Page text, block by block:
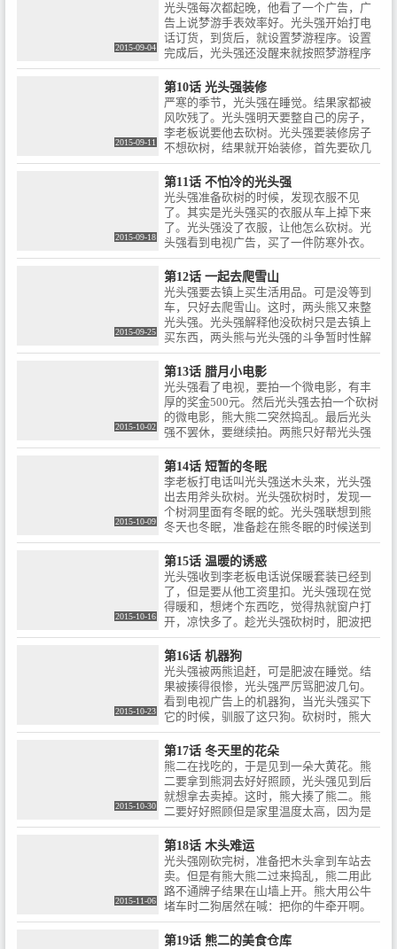
熊大抢走。光头强在熊洞前放了含有安眠
药的烤鱼，贪吃的熊二吃下后立即睡了过
去，熊大假装吃了骗过了光头强。光头强
垫上草反倒脚更疼了，熊大解释那根本不
头强一高兴把棉被送给两熊。
2015-09-04
光头强每次都起晚，他看了一个广告，广
告上说梦游手表效率好。光头强开始打电
话订货，到货后，就设置梦游程序。设置
完成后，光头强还没醒来就按照梦游程序
做事。不久后手表被熊大偷了。熊二就为
了阻止光头强的阴谋，就开始用手表被吉
吉抢去了。吉吉破坏了光头强的梦游程
序，重启后开始耍猴。光头强发现后，吉
吉把手表还给光头强，他还不知道梦游程
序被修改。清晨按照梦游程序光头强开始
里一片狼藉。
2015-09-11
第10话 光头强装修
严寒的季节，光头强在睡觉。结果家都被
风吹残了。光头强明天要整自己的房子，
李老板说要他去砍树。光头强要装修房子
不想砍树，结果就开始装修，首先要砍几
棵树。弄成木板并拿油漆，装修开始。熊
大熊二突然出现把光头强的油漆拿走了。
光头强很生气，只好拿走蜂蜜。其实是装
有油漆的蜂蜜。光头强要倒霉成这样，熊
大熊二只好帮忙。光头强昏倒，最后完
工。
2015-09-18
第11话 不怕冷的光头强
光头强准备砍树的时候，发现衣服不见
了。其实是光头强买的衣服从车上掉下来
了。光头强没了衣服，让他怎么砍树。光
头强看到电视广告，买了一件防寒外衣。
光头强不觉得冷了，衣服效果不错，就此
出去砍树。熊大熊二听到光头强砍树声又
去阻止他砍树。光头强故意引诱两熊跑到
仓库冷藏房去。结果熊大熊二中计了。光
头强要把他们冻成冰棍，最后阴谋没有得
逞熊大熊二逃走了。最后熊大他们准备把
2015-09-25
第12话 一起去爬雪山
光头强要去镇上买生活用品。可是没等到
车，只好去爬雪山。这时，两头熊又来整
光头强。光头强解释他没砍树只是去镇上
买东西，两头熊与光头强的斗争暂时性解
除。最后熊带着光头强去镇上。之后熊二
和光头强掉进冰坑里，熊大最后成功救出
他们。
2015-10-02
第13话 腊月小电影
光头强看了电视，要拍一个微电影，有丰
厚的奖金500元。然后光头强去拍一个砍树
的微电影，熊大熊二突然捣乱。最后光头
强不罢休，要继续拍。两熊只好帮光头强
一把，拍一个搞笑的光头强被熊欺负的微
电影。上交后，居然有收入。奖金翻倍从
原来的500元变成了1000元。
2015-10-09
第14话 短暂的冬眠
李老板打电话叫光头强送木头来，光头强
出去用斧头砍树。光头强砍树时，发现一
个树洞里面有冬眠的蛇。光头强联想到熊
冬天也冬眠，准备趁在熊冬眠的时候送到
动物园去发大财。松鼠发现熊大熊二被
抓，找到吉吉毛毛帮忙。光头强与动物们
用雪球打架，动物们用雪球全面反击光头
强。光头强跑到冰面上和动物们来了个冰
面大战。动物们追到光头强家，结果掉陷
阱里了。光头强打电话给动物园准备卖了
以为春天来了，所以醒了。熊大醒后发现
自己居然在光头强家。光头强当成雪人被
动物们虐待。
2015-10-16
第15话 温暖的诱惑
光头强收到李老板电话说保暖套装已经到
了，但是要从他工资里扣。光头强现在觉
得暖和，想烤个东西吃，觉得热就窗户打
开，凉快多了。趁光头强砍树时，肥波把
熊大熊二带到光头强家保暖，被发现后就
跑了。光头强有点子，就把熊骗到光头强
家暖和，然后把温度调的非常高。熊大他
们从卫生间的窗户逃跑。最后光头强家炸
得个稀巴烂，又受到李老板的挨骂。
2015-10-23
第16话 机器狗
光头强被两熊追赶，可是肥波在睡觉。结
果被揍得很惨，光头强严厉骂肥波几句。
看到电视广告上的机器狗，当光头强买下
它的时候，驯服了这只狗。砍树时，熊大
他们被机器狗揍的很惨光头强还那么嚣
张。熊大他们用了调虎离山计没能成功，
反倒机器狗失控了。连光头强的话也不听
了，这时肥波出马，把机器狗打报废了。
光头强最终和肥波继续生活。
2015-10-30
第17话 冬天里的花朵
熊二在找吃的，于是见到一朵大黄花。熊
二要拿到熊洞去好好照顾，光头强见到后
就想拿去卖掉。这时，熊大揍了熊二。熊
二要好好照顾但是家里温度太高，因为是
一朵雪莲。只能在严寒的地方生长。熊二
把花放回去时看到光头强拿到蜂蜜，这时
熊二被骗了。光头强把花拿走，熊大他们
去光头强家把花放回原处。结果中了调虎
离山之计，光头强把花送到李老板公司。
结果有几个人误食中毒送往医院，光头强
2015-11-06
第18话 木头难运
光头强刚砍完树，准备把木头拿到车站去
卖。但是有熊大熊二过来捣乱，熊二用此
路不通牌子结果在山墙上开。熊大用公牛
堵车时二狗居然在喊：把你的牛牵开啊。
光头强把牛挪开时，牛居然无视。光头强
只好走小路，熊大他们提前到车站。熊大
第19话 熊二的美食仓库